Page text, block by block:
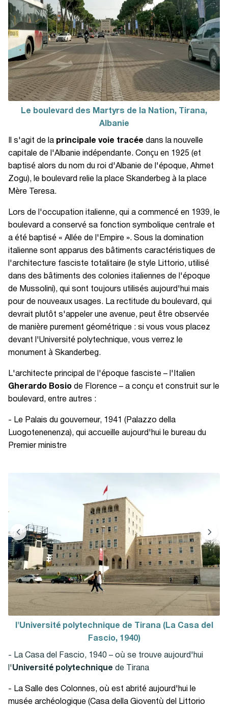
Le boulevard des Martyrs de la Nation, Tirana,
Albanie
Il s'agit de la principale voie tracée dans la nouvelle
capitale de l'Albanie indépendante. Conçu en 1925 (et
baptisé alors du nom du roi d'Albanie de l'époque, Ahmet
Zogu), le boulevard relie la place Skanderbeg à la place
Mère Teresa.
Lors de l'occupation italienne, qui a commencé en 1939, le
boulevard a conservé sa fonction symbolique centrale et
a été baptisé « Allée de l'Empire ». Sous la domination
italienne sont apparus des bâtiments caractéristiques de
l'architecture fasciste totalitaire (le style Littorio, utilisé
dans des bâtiments des colonies italiennes de l'époque
de Mussolini), qui sont toujours utilisés aujourd'hui mais
pour de nouveaux usages. La rectitude du boulevard, qui
devrait plutôt s'appeler une avenue, peut être observée
de manière purement géométrique : si vous vous placez
devant l'Université polytechnique, vous verrez le
monument à Skanderbeg.
L'architecte principal de l'époque fasciste – l'Italien
Gherardo Bosio de Florence – a conçu et construit sur le
boulevard, entre autres :
- Le Palais du gouverneur, 1941 (Palazzo della
Luogotenenenza), qui accueille aujourd'hui le bureau du
Premier ministre
l'Université polytechnique de Tirana (La Casa del
Fascio, 1940)
- La Casa del Fascio, 1940 – où se trouve aujourd'hui
l'Université polytechnique de Tirana
- La Salle des Colonnes, où est abrité aujourd'hui le
musée archéologique (Casa della Gioventù del Littorio